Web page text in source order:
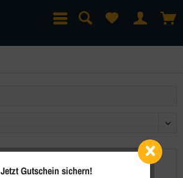
Jetzt Gutschein sichern!